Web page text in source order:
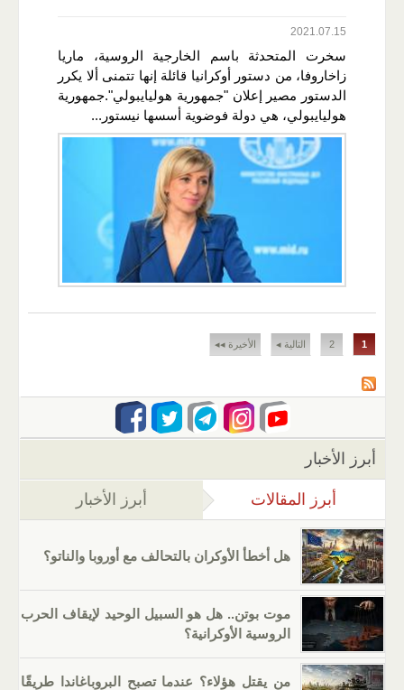
2021.07.15
سخرت المتحدثة باسم الخارجية الروسية، ماريا
زاخاروفا، من دستور أوكرانيا قائلة إنها تتمنى ألا يكرر
الدستور مصير إعلان "جمهورية هوليايبولي".جمهورية
هوليايبولي، هي دولة فوضوية أسسها نيستور...
الصفحات
1
2 التالية ◂ الأخيرة ◂◂
أبرز الأخبار
أبرز المقالات (علامة التبويب النشطة)
أبرز الأخبار
هل أخطأ الأوكران بالتحالف مع أوروبا والناتو؟
موت بوتن.. هل هو السبيل الوحيد لإيقاف الحرب
الروسية الأوكرانية؟
من يقتل هؤلاء؟ عندما تصبح البروباغاندا طريقًا